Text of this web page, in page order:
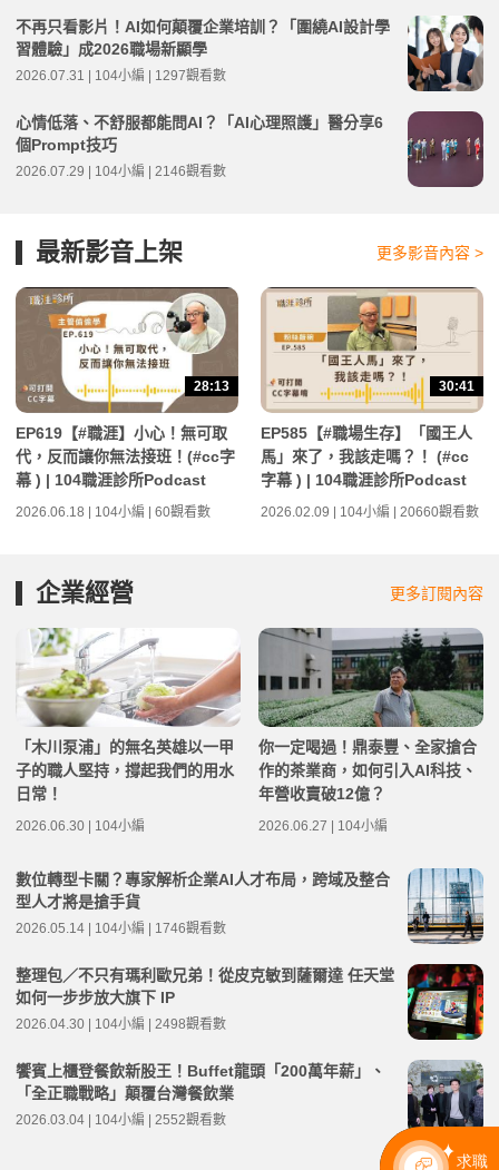
不再只看影片！AI如何顛覆企業培訓？「圍繞AI設計學
習體驗」成2026職場新顯學
2026.07.31 | 104小編 | 1297觀看數
心情低落、不舒服都能問AI？「AI心理照護」醫分享6
個Prompt技巧
2026.07.29 | 104小編 | 2146觀看數
最新影音上架 更多影音內容 >
28:13
EP619【#職涯】小心！無可取
代，反而讓你無法接班！(#cc字
幕 ) | 104職涯診所Podcast
2026.06.18 | 104小編 | 60觀看數
30:41
EP585【#職場生存】「國王人
馬」來了，我該走嗎？！ (#cc
字幕 ) | 104職涯診所Podcast
2026.02.09 | 104小編 | 20660觀看數
企業經營 更多訂閱內容
「木川泵浦」的無名英雄以一甲
子的職人堅持，撐起我們的用水
日常！
2026.06.30 | 104小編
你一定喝過！鼎泰豐、全家搶合
作的茶業商，如何引入AI科技、
年營收賣破12億？
2026.06.27 | 104小編
數位轉型卡關？專家解析企業AI人才布局，跨域及整合
型人才將是搶手貨
2026.05.14 | 104小編 | 1746觀看數
整理包／不只有瑪利歐兄弟！從皮克敏到薩爾達 任天堂
如何一步步放大旗下 IP
2026.04.30 | 104小編 | 2498觀看數
饗賓上櫃登餐飲新股王！Buffet龍頭「200萬年薪」、
「全正職戰略」顛覆台灣餐飲業
2026.03.04 | 104小編 | 2552觀看數